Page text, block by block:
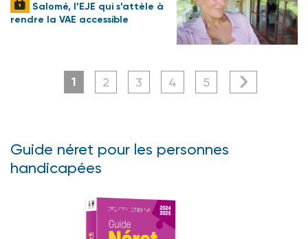
Salomé, l’EJE qui s’attèle à
rendre la VAE accessible
1 2 3 4 5
Guide néret pour les personnes
handicapées